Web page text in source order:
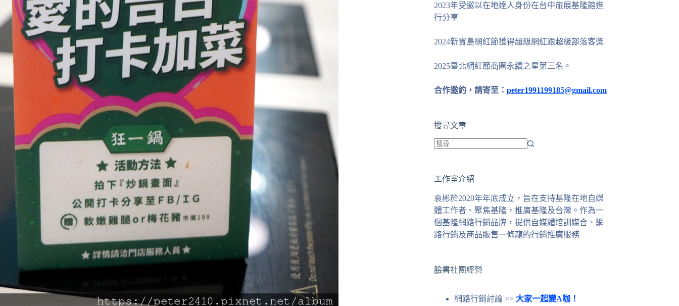
2023年受邀以在地達人身份在台中旅展基隆館進
行分享
2024新寶島網紅節獲得超級網紅跟超級部落客獎
2025臺北網紅節商圈永續之星第三名。
合作邀約，請寄至： peter1991199185@gmail.com
搜尋文章
到
合
條
件
的
果
工作室介紹
袁彬於2020年年底成立，旨在支持基隆在地自媒
體工作者、聚焦基隆，推廣基隆及台灣。作為一
個基隆網路行銷品牌，提供自媒體培訓媒合、網
路行銷及商品販售一條龍的行銷推廣服務
臉書社團經營
網路行銷討論 >> 大家一起變A咖！